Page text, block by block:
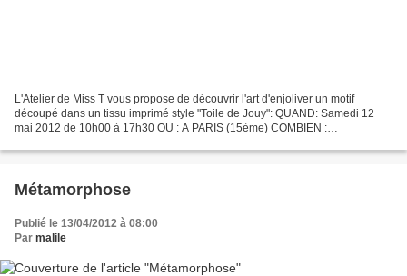
L'Atelier de Miss T vous propose de découvrir l'art d'enjoliver un motif
découpé dans un tissu imprimé style "Toile de Jouy": QUAND: Samedi 12
mai 2012 de 10h00 à 17h30 OU : A PARIS (15ème) COMBIEN :
Métamorphose
Publié le 13/04/2012 à 08:00
Par malile